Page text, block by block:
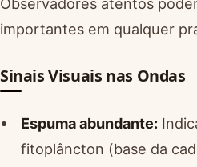
importantes em qualquer
Sinais Visuais nas Ondas
Espuma abundante:
fitoplâncton (base da